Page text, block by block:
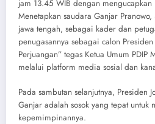
jam 13.45 WIB dengan
Menetapkan saudara Ganjar
jawa tengah, sebagai kader dan
penugasannya sebagai calon
Perjuangan” tegas Ketua Umum PDIP
melalui platform media sosial dan
Pada sambutan selanjutnya, Presiden
Ganjar adalah sosok yang tepat untuk
kepemimpinannya.